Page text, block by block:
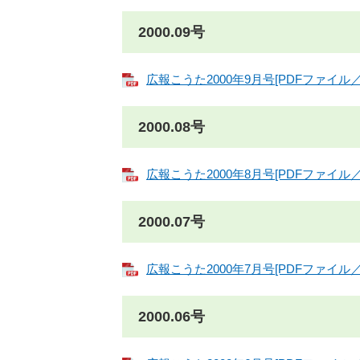
2000.09号
広報こうた2000年9月号[PDFファイル
2000.08号
広報こうた2000年8月号[PDFファイル
2000.07号
広報こうた2000年7月号[PDFファイル
2000.06号